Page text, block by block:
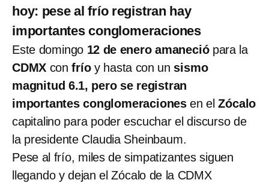
hoy: pese al frío registran hay
importantes conglomeraciones
Este domingo 12 de enero amaneciópara la
CDMX confríoy hasta con un sismo
magnitud 6.1, pero se registran
importantes conglomeraciones en elZócalo
capitalino para poder escuchar el discurso de
la presidente Claudia Sheinbaum.
Pese al frío, miles de simpatizantes siguen
llegando y dejan el Zócalo de la CDMX